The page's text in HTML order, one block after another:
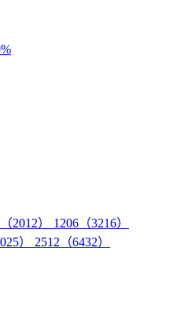
2012） 1206（3216）
） 2512（6432）